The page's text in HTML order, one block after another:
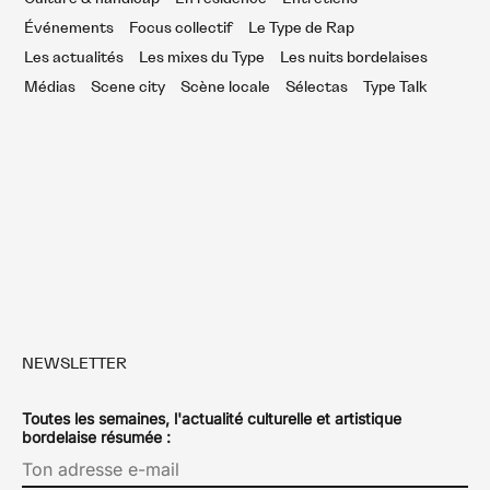
Événements
Focus collectif
Le Type de Rap
Les actualités
Les mixes du Type
Les nuits bordelaises
Médias
Scene city Scène locale Sélectas Type Talk
NEWSLETTER
Toutes les semaines, l'actualité culturelle et artistique
bordelaise résumée :